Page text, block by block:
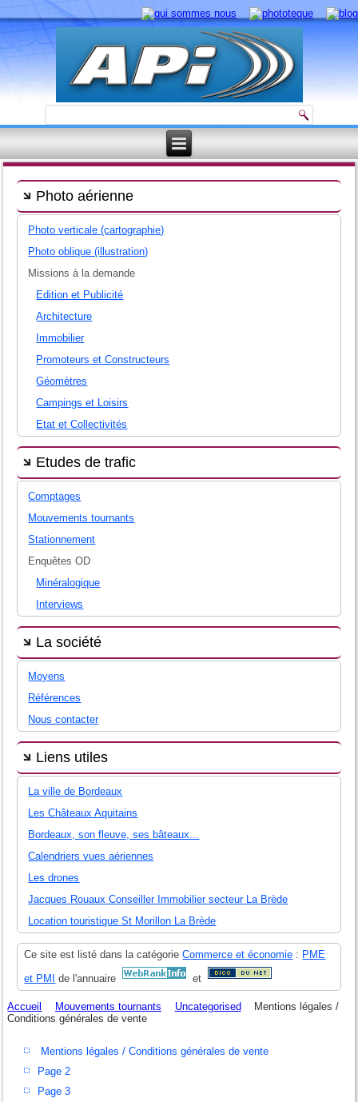
Photo aérienne
Photo verticale (cartographie)
Photo oblique (illustration)
Missions à la demande
Edition et Publicité
Architecture
Immobilier
Promoteurs et Constructeurs
Géomètres
Campings et Loisirs
Etat et Collectivités
Etudes de trafic
Comptages
Mouvements tournants
Stationnement
Enquêtes OD
Minéralogique
Interviews
La société
Moyens
Références
Nous contacter
Liens utiles
La ville de Bordeaux
Les Châteaux Aquitains
Bordeaux, son fleuve, ses bâteaux...
Calendriers vues aériennes
Les drones
Jacques Rouaux Conseiller Immobilier secteur La Brède
Location touristique St Morillon La Brède
Ce site est listé dans la catégorieCommerce et économie : PME
et PMI
de l'annuaire et
Accueil Mouvements tournants Uncategorised
Mentions légales /
Conditions générales de vente
Mentions légales / Conditions générales de vente
Page 2
Page 3